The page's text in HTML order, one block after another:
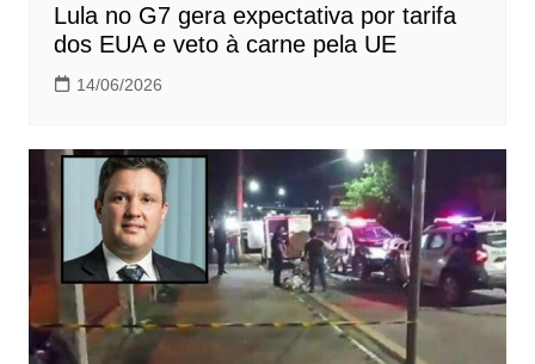
Lula no G7 gera expectativa por tarifa
dos EUA e veto à carne pela UE
14/06/2026